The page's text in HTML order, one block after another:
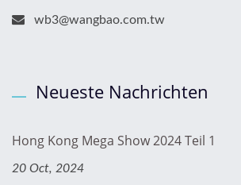
wb3@wangbao.com.tw
Neueste Nachrichten
Hong Kong Mega Show 2024 Teil 1
20 Oct, 2024